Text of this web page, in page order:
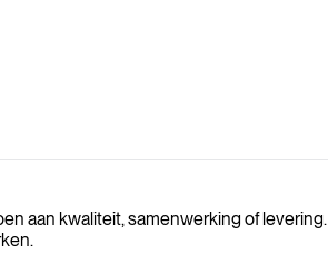
aan kwaliteit, samenwerking of levering.